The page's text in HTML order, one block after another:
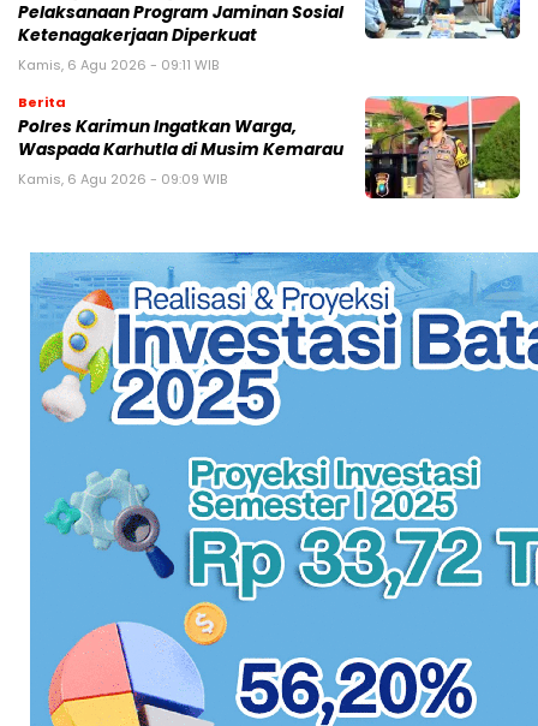
Pelaksanaan Program Jaminan Sosial
Ketenagakerjaan Diperkuat
Kamis, 6 Agu 2026 - 09:11 WIB
Berita
Polres Karimun Ingatkan Warga,
Waspada Karhutla di Musim Kemarau
Kamis, 6 Agu 2026 - 09:09 WIB